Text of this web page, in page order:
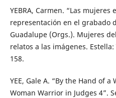
YEBRA, Carmen. “Las mujeres
representación en el grabado
Guadalupe (Orgs.). Mujeres
relatos a las imágenes.
158.
YEE, Gale A. “By the Hand of
Woman Warrior in Judges 4”.